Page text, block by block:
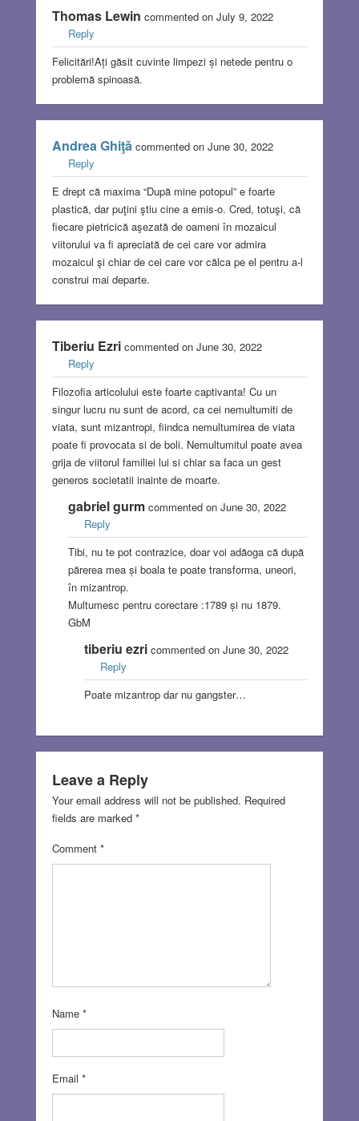
Thomas Lewin commented on July 9, 2022
Reply
Felicitări!Ați găsit cuvinte limpezi și netede pentru o
problemă spinoasă.
Andrea Ghiţăcommented on June 30, 2022
Reply
E drept că maxima “După mine potopul” e foarte
plastică, dar puţini ştiu cine a emis-o. Cred, totuşi, că
fiecare pietricică aşezată de oameni în mozaicul
viitorului va fi apreciată de cei care vor admira
mozaicul şi chiar de cei care vor călca pe el pentru a-l
construi mai departe.
Tiberiu Ezricommented on June 30, 2022
Reply
Filozofia articolului este foarte captivanta! Cu un
singur lucru nu sunt de acord, ca cei nemultumiti de
viata, sunt mizantropi, fiindca nemultumirea de viata
poate fi provocata si de boli. Nemultumitul poate avea
grija de viitorul familiei lui si chiar sa faca un gest
generos societatii inainte de moarte.
gabriel gurmcommented on June 30, 2022
Reply
Tibi, nu te pot contrazice, doar voi adăoga că după
părerea mea și boala te poate transforma, uneori,
în mizantrop.
Multumesc pentru corectare :1789 și nu 1879.
GbM
tiberiu ezricommented on June 30, 2022
Reply
Poate mizantrop dar nu gangster…
Leave a Reply
Your email address will not be published. Required
fields are marked *
Comment *
Name *
Email *